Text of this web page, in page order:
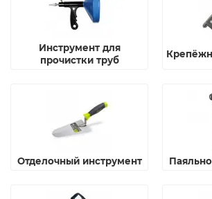
Инструмент для
прочистки труб
Отделочный инструмент